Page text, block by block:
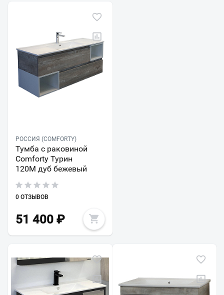
РОССИЯ (COMFORTY)
Тумба с раковиной
Comforty Турин
120М дуб бежевый
0 ОТЗЫВОВ
51 400 ₽